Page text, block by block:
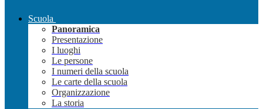
Scuola
Panoramica
Presentazione
I luoghi
Le persone
I numeri della scuola
Le carte della scuola
Organizzazione
La storia